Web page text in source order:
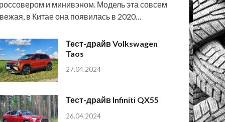
и минивэном. Модель эта совсем
в Китае она появилась в 2020…
Тест-драйв Volkswagen
Taos
27.04.2024
Тест-драйв Infiniti QX55
26.04.2024